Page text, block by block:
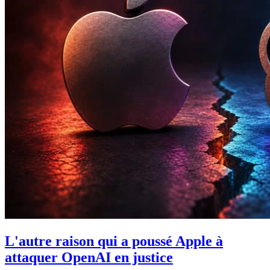
L'autre raison qui a poussé Apple à
attaquer OpenAI en justice